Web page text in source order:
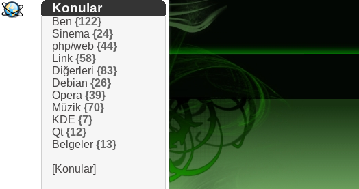
Konular
Ben {122}
Sinema {24}
php/web {44}
Link {58}
Diğerleri {83}
Debian {26}
Opera {39}
Müzik {70}
KDE {7}
Qt {12}
Belgeler {13}
[Konular]